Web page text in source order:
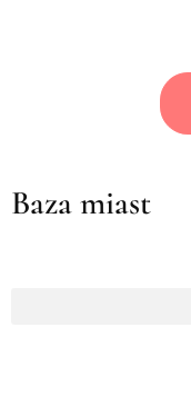
Baza miast